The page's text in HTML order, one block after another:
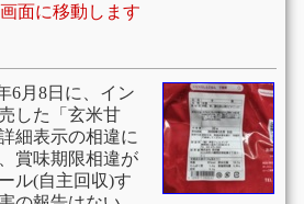
面に移動します
6月8日に、イン
した「玄米甘
細表示の相違に
賞味期限相違が
ル(自主回収)す